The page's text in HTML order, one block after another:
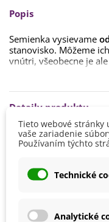
Popis
Semienka vysievame
stanovisko. Môžeme
vnútri, všeobecne je
ľahko zasypeme
Klíčenie trvá cca 2 -
Farbovník má rád
Pôda by mala byť
Rastlina sa rozmnožuje
Detaily produktu
Výška
Doba Kvitnutia
Pestovanie
Tieto webové stránky
vaše zariadenie
Používaním týchto
Technické
Analytické